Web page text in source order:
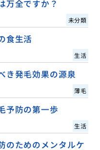
万全ですか？
未分類
食生活
生活
き発毛効果の源泉
薄毛
予防の第一歩
生活
のためのメンタルケ